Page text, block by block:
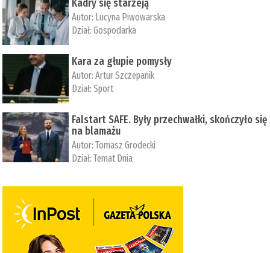
Kadry się starzeją
Autor: Lucyna Piwowarska
Dział:Gospodarka
Kara za głupie pomysły
Autor:Artur Szczepanik
Dział:Sport
Falstart SAFE. Były przechwałki, skończyło się
na blamażu
Autor:Tomasz Grodecki
Dział:Temat Dnia